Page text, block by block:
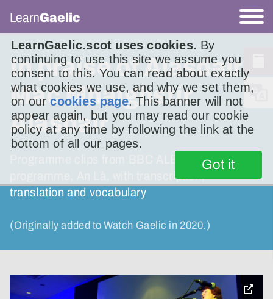
LearnGaelic.scot uses cookies. By
continuing to use this site we assume you
consent to this. You can read about exactly
what cookies we use, and why we set them,
on ourcookies page. This banner will not
appear again, but you may read our cookie
policy at any time by following the link at the
bottom of all our pages.
Got it
LearnGaelic
In praise of Alasdair
Mac Mhaighstir
Alasdair
Programme clips from BBC ALBA’s news
programme, An Là, with transcription,
translation and vocabulary
(Originally added to Watch Gaelic in 2020.)
toggle